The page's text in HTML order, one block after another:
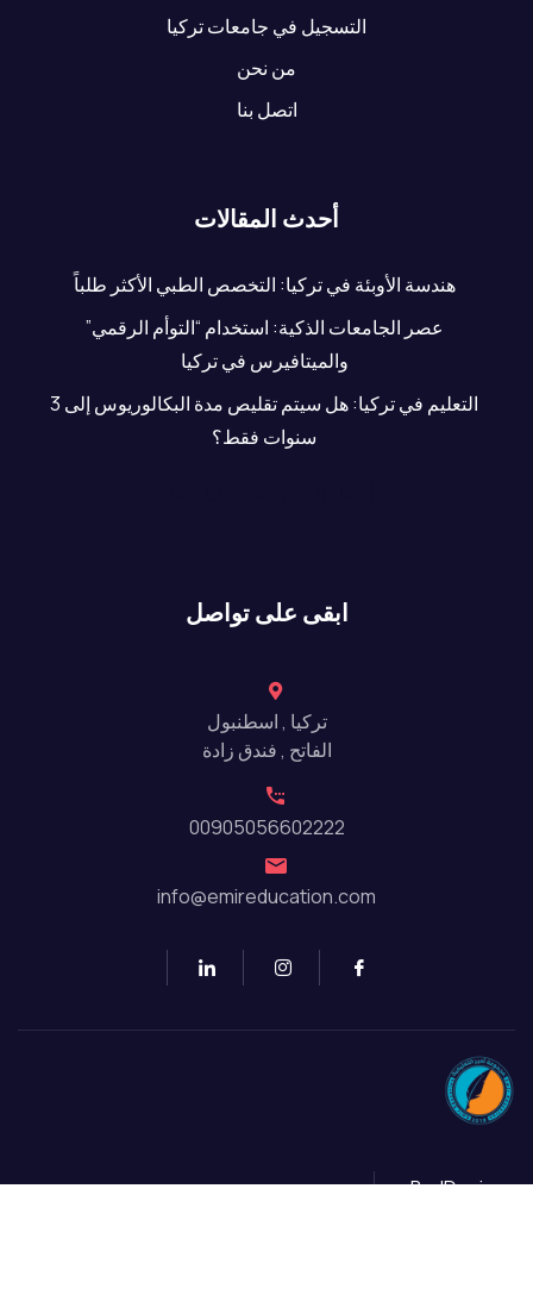
التسجيل في جامعات تركيا
من نحن
اتصل بنا
أحدث المقالات
هندسة الأوبئة في تركيا: التخصص الطبي الأكثر طلباً
عصر الجامعات الذكية: استخدام “التوأم الرقمي”
والميتافيرس في تركيا
التعليم في تركيا: هل سيتم تقليص مدة البكالوريوس إلى 3
سنوات فقط؟
ابقى على تواصل
تركيا , اسطنبول
الفاتح , فندق زادة
00905056602222
info@emireducation.com
By JDesign